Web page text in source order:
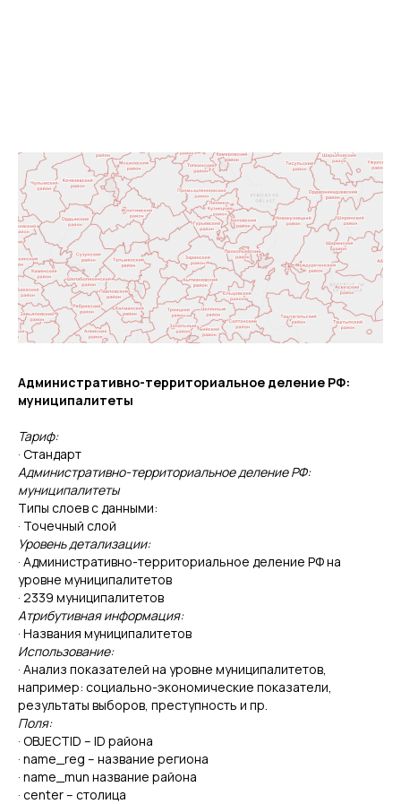
Административно-территориальное деление РФ:
муниципалитеты
Тариф:
· Стандарт
Административно-территориальное деление РФ:
муниципалитеты
Типы слоев с данными:
· Точечный слой
Уровень детализации:
· Административно-территориальное деление РФ на
уровне муниципалитетов
· 2339 муниципалитетов
Атрибутивная информация:
· Названия муниципалитетов
Использование:
· Анализ показателей на уровне муниципалитетов,
например: социально-экономические показатели,
результаты выборов, преступность и пр.
Поля:
· OBJECTID – ID района
· name_reg – название региона
· name_mun название района
· center – столица